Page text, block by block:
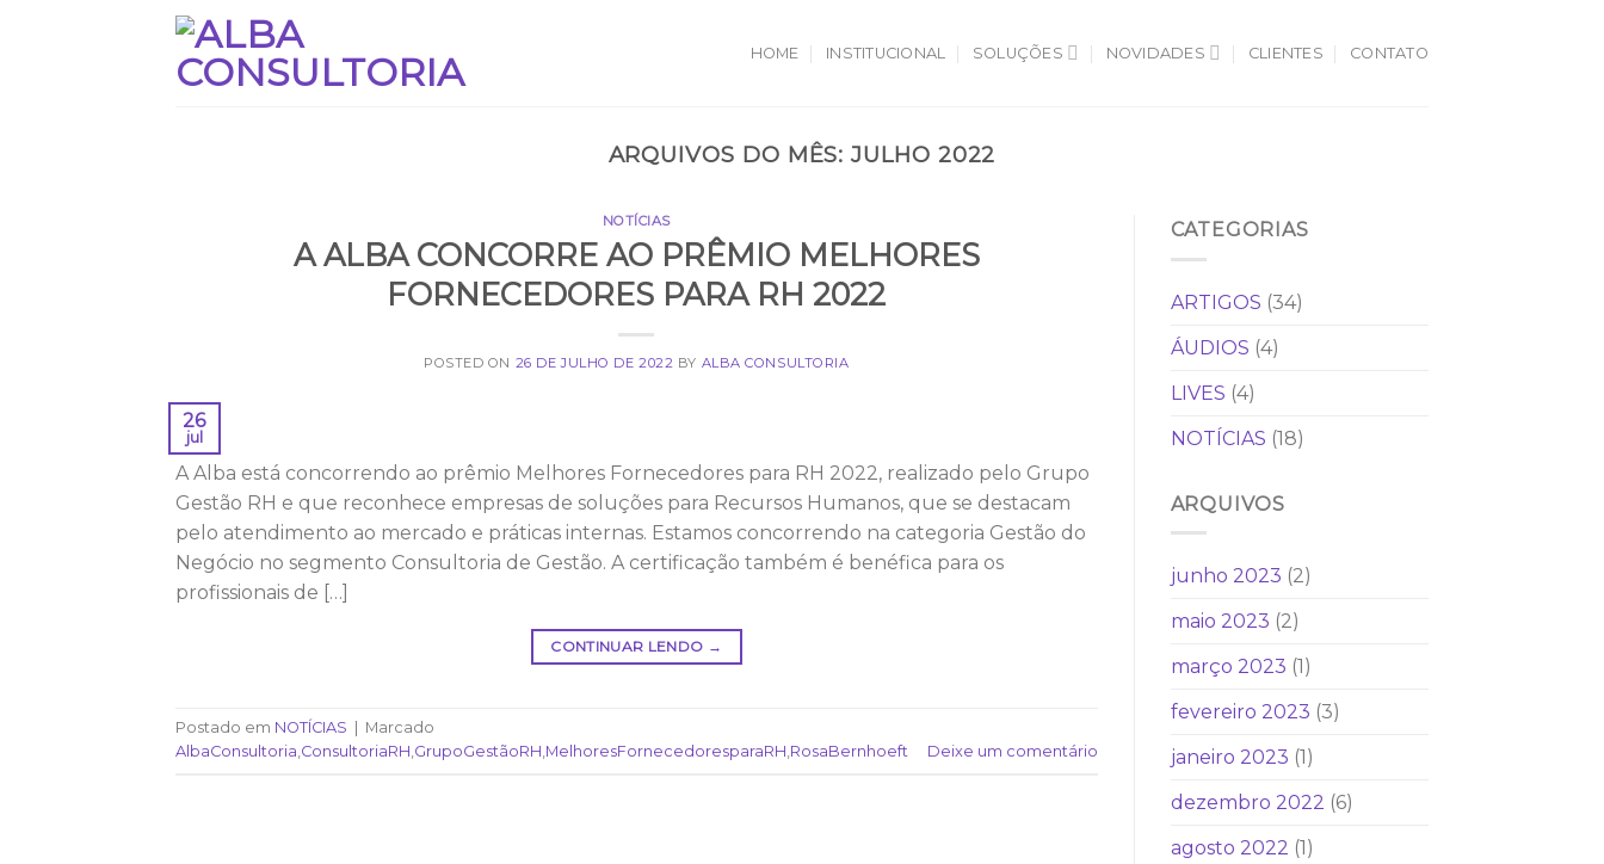
HOME INSTITUCIONAL SOLUÇÕES NOVIDADES CLIENTES CONTATO
ARQUIVOS DO MÊS:JULHO 2022
NOTÍCIAS
A ALBA CONCORRE AO PRÊMIO MELHORES
FORNECEDORES PARA RH 2022
POSTED ON 26 DE JULHO DE 2022 BY ALBA CONSULTORIA
26
jul
A Alba está concorrendo ao prêmio Melhores Fornecedores para RH 2022, realizado pelo Grupo
Gestão RH e que reconhece empresas de soluções para Recursos Humanos, que se destacam
pelo atendimento ao mercado e práticas internas. Estamos concorrendo na categoria Gestão do
Negócio no segmento Consultoria de Gestão. A certificação também é benéfica para os
profissionais de […]
CONTINUAR LENDO →
Postado em NOTÍCIAS
Marcado
AlbaConsultoria,ConsultoriaRH,GrupoGestãoRH,MelhoresFornecedoresparaRH,RosaBernhoeft Deixe um comentário
CATEGORIAS
ARTIGOS (34)
ÁUDIOS (4)
LIVES (4)
NOTÍCIAS (18)
ARQUIVOS
junho 2023 (2)
maio 2023 (2)
março 2023 (1)
fevereiro 2023 (3)
janeiro 2023 (1)
dezembro 2022 (6)
agosto 2022 (1)